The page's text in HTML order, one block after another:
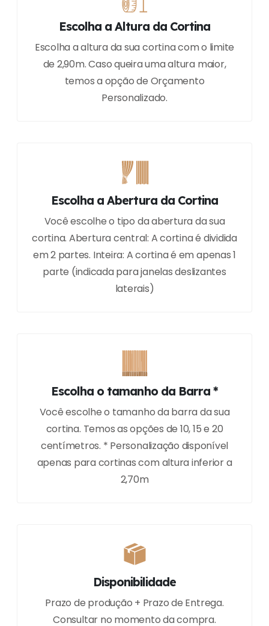
Escolha a Altura da Cortina
Escolha a altura da sua cortina com o limite
de 2,90m. Caso queira uma altura maior,
temos a opção de Orçamento
Personalizado.
Escolha a Abertura da Cortina
Você escolhe o tipo da abertura da sua
cortina. Abertura central: A cortina é dividida
em 2 partes. Inteira: A cortina é em apenas 1
parte (indicada para janelas deslizantes
laterais)
Escolha o tamanho da Barra *
Você escolhe o tamanho da barra da sua
cortina. Temos as opções de 10, 15 e 20
centímetros. * Personalização disponível
apenas para cortinas com altura inferior a
2,70m
Disponibilidade
Prazo de produção + Prazo de Entrega.
Consultar no momento da compra.